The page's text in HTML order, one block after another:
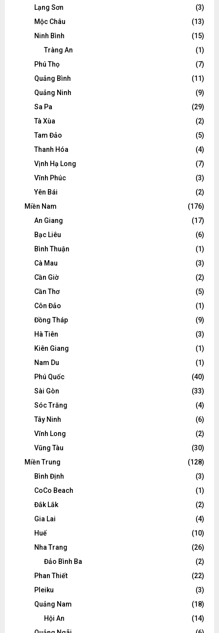
Lạng Sơn
(3)
Mộc Châu
(13)
Ninh Bình
(15)
Tràng An
(1)
Phú Thọ
(7)
Quảng Bình
(11)
Quảng Ninh
(9)
Sa Pa
(29)
Tà Xùa
(2)
Tam Đảo
(5)
Thanh Hóa
(4)
Vịnh Hạ Long
(7)
Vĩnh Phúc
(3)
Yên Bái
(2)
Miền Nam
(176)
An Giang
(17)
Bạc Liêu
(6)
Bình Thuận
(1)
Cà Mau
(3)
Cần Giờ
(2)
Cần Thơ
(5)
Côn Đảo
(1)
Đồng Tháp
(9)
Hà Tiên
(3)
Kiên Giang
(1)
Nam Du
(1)
Phú Quốc
(40)
Sài Gòn
(33)
Sóc Trăng
(4)
Tây Ninh
(6)
Vĩnh Long
(2)
Vũng Tàu
(30)
Miền Trung
(128)
Bình Định
(3)
CoCo Beach
(1)
Đắk Lắk
(2)
Gia Lai
(4)
Huế
(10)
Nha Trang
(26)
Đảo Bình Ba
(2)
Phan Thiết
(22)
Pleiku
(3)
Quảng Nam
(18)
Hội An
(14)